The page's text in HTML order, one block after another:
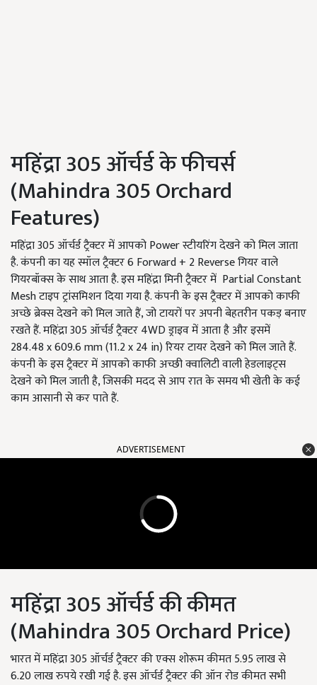
महिंद्रा 305 ऑर्चर्ड के फीचर्स
(Mahindra 305 Orchard
Features)
महिंद्रा 305 ऑर्चर्ड ट्रैक्टर में आपको Power स्टीयरिंग देखने को मिल जाता
है. कंपनी का यह स्मॉल ट्रैक्टर 6 Forward + 2 Reverse गियर वाले
गियरबॉक्स के साथ आता है. इस महिंद्रा मिनी ट्रैक्टर में Partial Constant
Mesh टाइप ट्रांसमिशन दिया गया है. कंपनी के इस ट्रैक्टर में आपको काफी
अच्छे ब्रेक्स देखने को मिल जाते हैं, जो टायरों पर अपनी बेहतरीन पकड़ बनाए
रखते हैं. महिंद्रा 305 ऑर्चर्ड ट्रैक्टर 4WD ड्राइव में आता है और इसमें
284.48 x 609.6 mm (11.2 x 24 in) रियर टायर देखने को मिल जाते हैं.
कंपनी के इस ट्रैक्टर में आपको काफी अच्छी क्वालिटी वाली हेडलाइट्स
देखने को मिल जाती है, जिसकी मदद से आप रात के समय भी खेती के कई
काम आसानी से कर पाते हैं.
ADVERTISEMENT
महिंद्रा 305 ऑर्चर्ड की कीमत
(Mahindra 305 Orchard Price)
भारत में महिंद्रा 305 ऑर्चर्ड ट्रैक्टर की एक्स शोरूम कीमत 5.95 लाख से
6.20 लाख रुपये रखी गई है. इस ऑर्चर्ड ट्रैक्टर की ऑन रोड कीमत सभी